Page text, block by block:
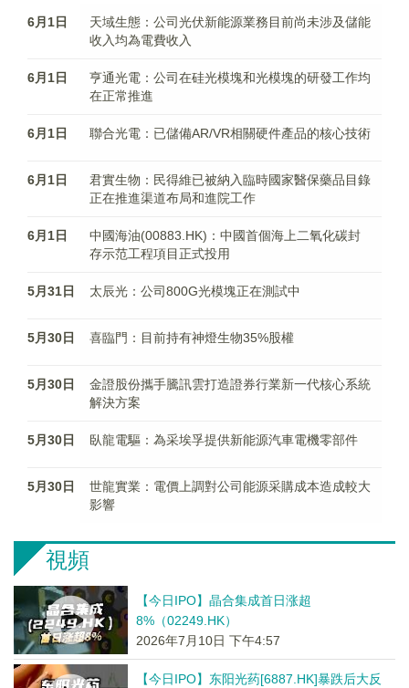
6月1日
天域生態：公司光伏新能源業務目前尚未涉及儲能
收入均為電費收入
6月1日
亨通光電：公司在硅光模塊和光模塊的研發工作均
在正常推進
6月1日 聯合光電：已儲備AR/VR相關硬件產品的核心技術
6月1日
君實生物：民得維已被納入臨時國家醫保藥品目錄
正在推進渠道布局和進院工作
6月1日
中國海油(00883.HK)：中國首個海上二氧化碳封
存示范工程項目正式投用
5月31日 太辰光：公司800G光模塊正在測試中
5月30日 喜臨門：目前持有神燈生物35%股權
5月30日
金證股份攜手騰訊雲打造證券行業新一代核心系統
解決方案
5月30日 臥龍電驅：為采埃孚提供新能源汽車電機零部件
5月30日
世龍實業：電價上調對公司能源采購成本造成較大
影響
視頻
【今日IPO】晶合集成首日涨超
8%（02249.HK）
2026年7月10日 下午4:57
【今日IPO】东阳光药[6887.HK]暴跌后大反